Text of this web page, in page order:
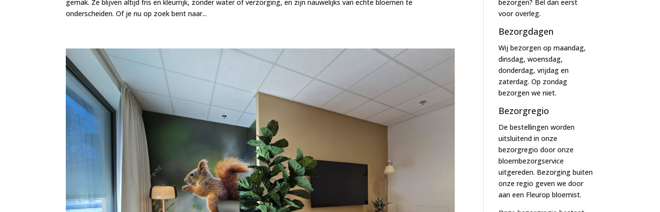
gemak. Ze blijven altijd fris en kleurrijk, zonder water of verzorging, en zijn nauwelijks van echte bloemen te
onderscheiden. Of je nu op zoek bent naar...
bezorgen? Bel dan eerst
voor overleg.
Bezorgdagen
Wij bezorgen op maandag,
dinsdag, woensdag,
donderdag, vrijdag en
zaterdag. Op zondag
bezorgen we niet.
Bezorgregio
De bestellingen worden
uitsluitend in onze
bezorgregio door onze
bloembezorgservice
uitgereden. Bezorging buiten
onze regio geven we door
aan een Fleurop bloemist.